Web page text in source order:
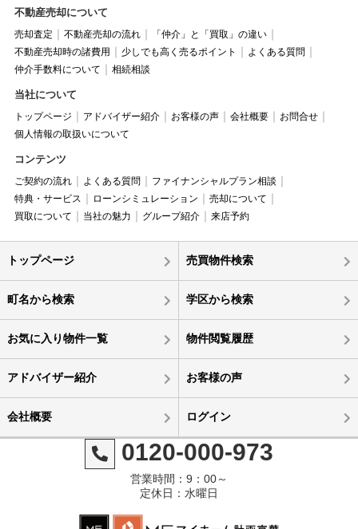
不動産売却について
売却査定 不動産売却の流れ
「仲介」と「買取」の違い
不動産売却時の諸費用
少しでも高く売るポイント
よくある質問
仲介手数料について
相続相談
当社について
トップページ アドバイザー紹介 お客様の声 会社概要
お問合せ
個人情報の取扱いについて
コンテンツ
ご契約の流れ よくある質問
ファイナンシャルプラン相談
特典・サービス
ローンシミュレーション
売却について
買取について
当社の魅力 グループ紹介 来店予約
トップページ 売買物件検索
町名から検索 学区から検索
お気に入り物件一覧 物件閲覧履歴
アドバイザー紹介 お客様の声
会社概要 ログイン
0120-000-973
営業時間：9：00～
定休日：水曜日